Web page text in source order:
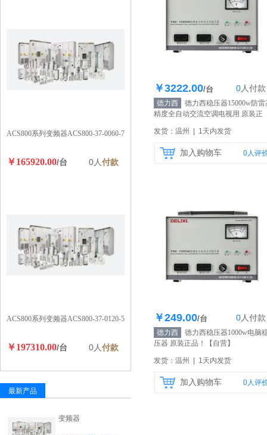
库存100个
￥3222.00/台 0人付款
德力西
德力西稳压器15000w防雷
精度全自动交流空调电视用 原装正
发货：温州 | 1天内发货
加入购物车 0人评
库存100个
￥249.00/台 0人付款
德力西
德力西稳压器1000w电脑
压器 原装正品！
【自营】
发货：温州 | 1天内发货
加入购物车 0人评
ACS800系列变频器ACS800-37-0060-7
￥165920.00/台 0人付款
ACS800系列变频器ACS800-37-0120-5
￥197310.00/台 0人付款
最新产品
变频器